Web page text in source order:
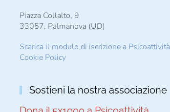
Piazza Collalto, 9
33057, Palmanova (UD)
Scarica il modulo di iscrizione a Psicoattività
Cookie Policy
Sostieni la nostra associazione